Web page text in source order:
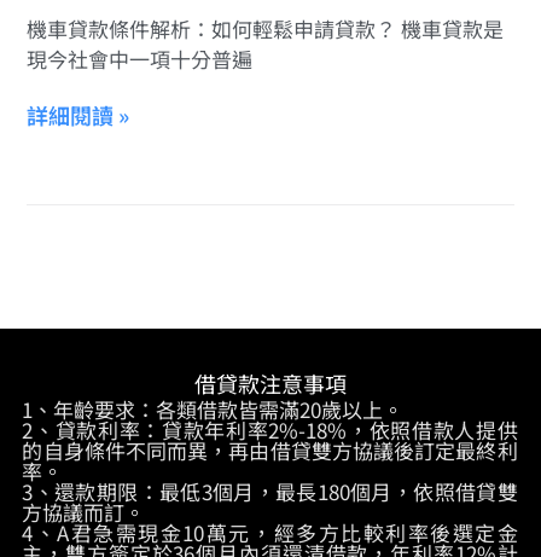
機車貸款條件解析：如何輕鬆申請貸款？ 機車貸款是
現今社會中一項十分普遍
詳細閱讀 »
借貸款注意事項
1、年齡要求：各類借款皆需滿20歲以上。
2、貸款利率：貸款年利率2%-18%，依照借款人提供
的自身條件不同而異，再由借貸雙方協議後訂定最終利
率。
3、還款期限：最低3個月，最長180個月，依照借貸雙
方協議而訂。
4、A君急需現金10萬元，經多方比較利率後選定金